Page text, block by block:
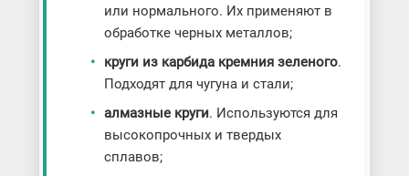
или нормального. Их применяют в
обработке черных металлов;
круги из карбида кремния зеленого.
Подходят для чугуна и стали;
алмазные круги. Используются для
высокопрочных и твердых
сплавов;